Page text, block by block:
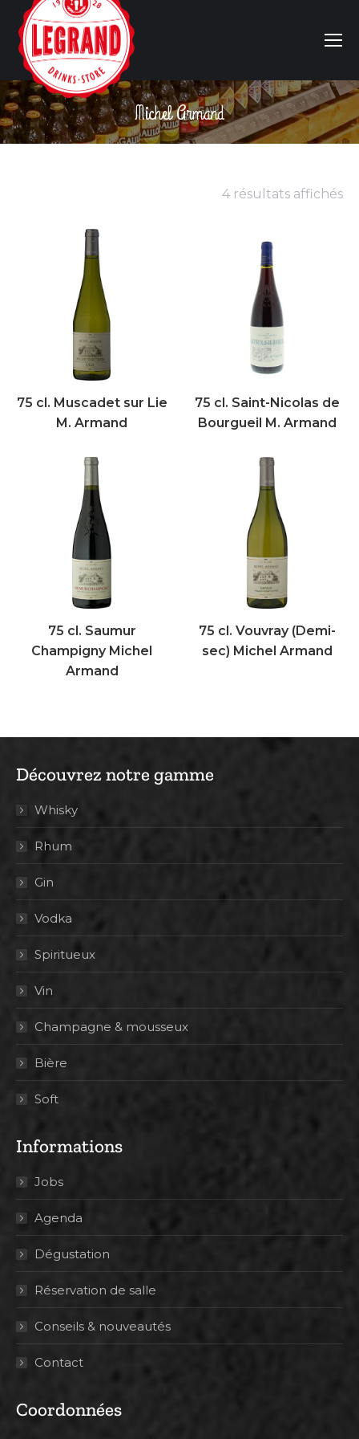
Michel Armand
Vous êtes ici :
4 résultats affichés
75 cl. Muscadet sur Lie
M. Armand
75 cl. Saint-Nicolas de
Bourgueil M. Armand
75 cl. Saumur
Champigny Michel
Armand
75 cl. Vouvray (Demi-
sec) Michel Armand
Découvrez notre gamme
Whisky
Rhum
Gin
Vodka
Spiritueux
Vin
Champagne & mousseux
Bière
Soft
Informations
Jobs
Agenda
Dégustation
Réservation de salle
Conseils & nouveautés
Contact
Coordonnées